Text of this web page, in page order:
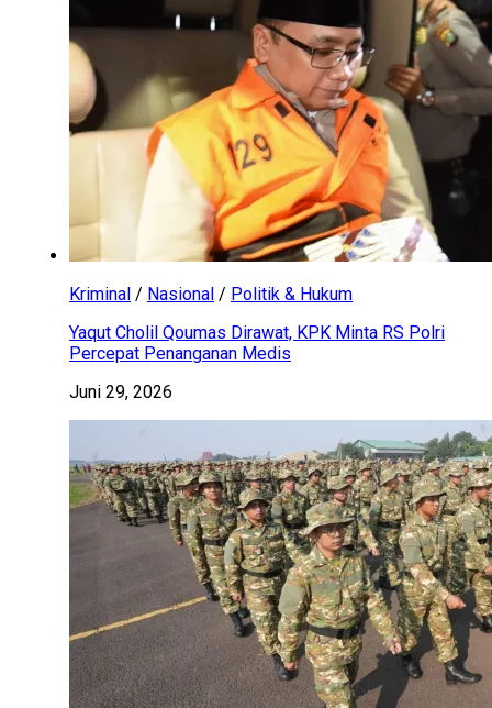
Kriminal / Nasional / Politik & Hukum
Yaqut Cholil Qoumas Dirawat, KPK Minta RS Polri
Percepat Penanganan Medis
Juni 29, 2026